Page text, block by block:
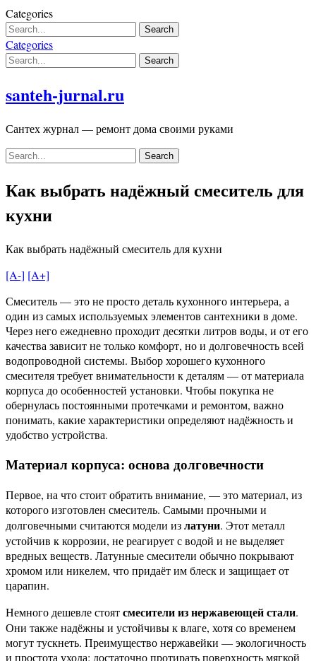
Skip
to
content
Categories
Categories
santeh-jurnal.ru
Сантех журнал — ремонт дома своими руками
Как выбрать надёжный смеситель для
кухни
Как выбрать надёжный смеситель для кухни
[A-] [A+]
Смеситель — это не просто деталь кухонного интерьера, а
один из самых используемых элементов сантехники в доме.
Через него ежедневно проходит десятки литров воды, и от его
качества зависит не только комфорт, но и долговечность всей
водопроводной системы. Выбор хорошего кухонного
смесителя требует внимательности к деталям — от материала
корпуса до особенностей установки. Чтобы покупка не
обернулась постоянными протечками и ремонтом, важно
понимать, какие характеристики определяют надёжность и
удобство устройства.
Материал корпуса: основа долговечности
Первое, на что стоит обратить внимание, — это материал, из
которого изготовлен смеситель. Самыми прочными и
долговечными считаются модели излатуни. Этот металл
устойчив к коррозии, не реагирует с водой и не выделяет
вредных веществ. Латунные смесители обычно покрывают
хромом или никелем, что придаёт им блеск и защищает от
царапин.
Немного дешевле стоятсмесители из нержавеющей стали.
Они также надёжны и устойчивы к влаге, хотя со временем
могут тускнеть. Преимущество нержавейки — экологичность
и простота ухода: достаточно протирать поверхность мягкой